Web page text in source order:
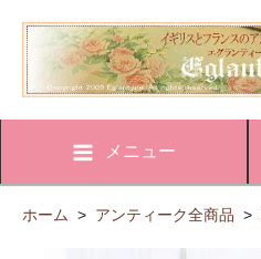
メニュー
ホーム > アンティーク全商品 >